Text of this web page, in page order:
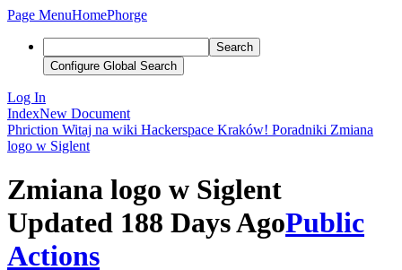
Page MenuHomePhorge
Search
Configure Global Search
Log In
IndexNew Document
Phriction Witaj na wiki Hackerspace Kraków! Poradniki Zmiana
logo w Siglent
Zmiana logo w Siglent
Updated 188 Days AgoPublic
Actions